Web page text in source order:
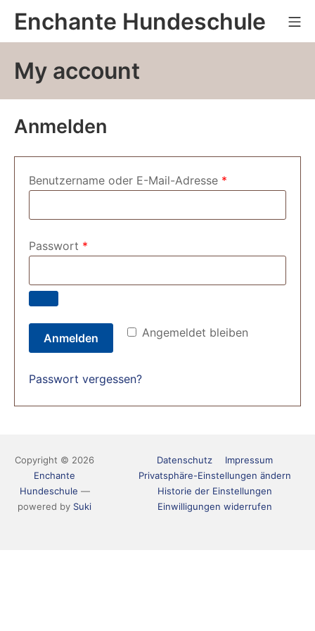
Inhalt
springen
Enchante Hundeschule
My account
Anmelden
Benutzername oder E-Mail-Adresse *
Passwort *
Angemeldet bleiben
Anmelden
Passwort vergessen?
Copyright © 2026
Enchante
Hundeschule —
powered by Suki
Datenschutz
Impressum
Privatsphäre-Einstellungen ändern
Historie der Einstellungen
Einwilligungen widerrufen